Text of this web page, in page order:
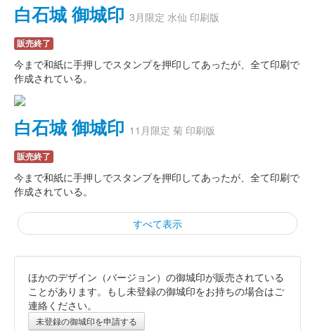
白石城 御城印 3月限定 水仙 印刷版
販売終了
今まで和紙に手押しでスタンプを押印してあったが、全て印刷で
作成されている。
白石城 御城印 11月限定 菊 印刷版
販売終了
今まで和紙に手押しでスタンプを押印してあったが、全て印刷で
作成されている。
すべて表示
白石城 御城印 令和7年 鬼小十郎まつり限定版
販売終了
ほかのデザイン（バージョン）の御城印が販売されている
ことがあります。もし未登録の御城印をお持ちの場合はご
連絡ください。
未登録の御城印を申請する